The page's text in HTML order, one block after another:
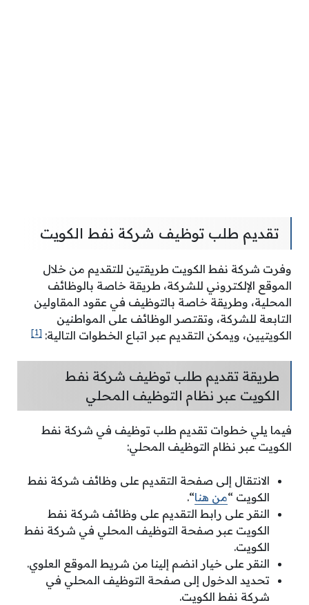
تقديم طلب توظيف شركة نفط الكويت
وفرت شركة نفط الكويت طريقتين للتقديم من خلال
الموقع الإلكتروني للشركة، طريقة خاصة بالوظائف
المحلية، وطريقة خاصة بالتوظيف في عقود المقاولين
التابعة للشركة، وتقتصر الوظائف على المواطنين
الكويتيين، ويمكن التقديم عبر اتباع الخطوات التالية: [1]
طريقة تقديم طلب توظيف شركة نفط
الكويت عبر نظام التوظيف المحلي
فيما يلي خطوات تقديم طلب توظيف في شركة نفط
الكويت عبر نظام التوظيف المحلي:
الانتقال إلى صفحة التقديم على وظائف شركة نفط
الكويت “من هنا“.
النقر على رابط التقديم على وظائف شركة نفط
الكويت عبر صفحة التوظيف المحلي في شركة نفط
الكويت.
النقر على خيار انضم إلينا من شريط الموقع العلوي.
تحديد الدخول إلى صفحة التوظيف المحلي في
شركة نفط الكويت.